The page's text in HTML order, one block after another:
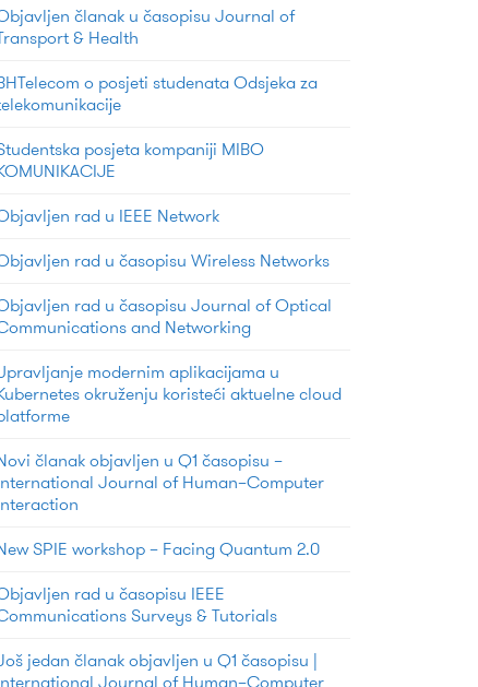
članak u časopisu Journal of
& Health
o posjeti studenata Odsjeka za
posjeta kompaniji MIBO
rad u IEEE Network
rad u časopisu Wireless Networks
rad u časopisu Journal of Optical
and Networking
modernim aplikacijama u
okruženju koristeći aktuelne cloud
članak objavljen u Q1 časopisu –
Journal of Human–Computer
SPIE workshop – Facing Quantum 2.0
rad u časopisu IEEE
Surveys & Tutorials
jedan članak objavljen u Q1 časopisu |